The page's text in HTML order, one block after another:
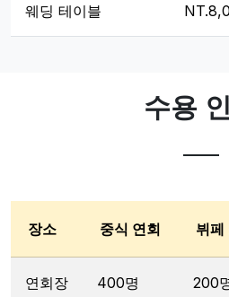
웨딩 테이블
수용
장소 중식 연회 뷔페
연회장 400명 200